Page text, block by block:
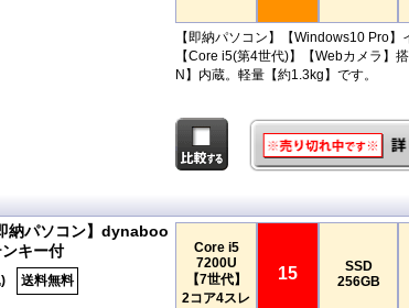
【即納パソコン】【Windows10 Pro】
【Core i5(第4世代)】【Webカメラ】
N】内蔵。軽量【約1.3kg】です。
納パソコン】dynaboo
キー付
送料無料
Core i5
7200U
【7世代】
2コア4スレ
15
SSD
256GB